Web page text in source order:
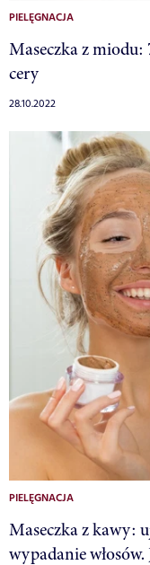
PIELĘGNACJA
Maseczka z miodu:
cery
28.10.2022
PIELĘGNACJA
Maseczka z kawy:
wypadanie